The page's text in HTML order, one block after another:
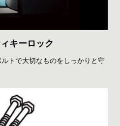
キーロック
トで大切なものをしっかりと守